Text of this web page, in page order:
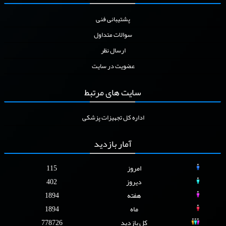
پشتیبانی فنی
سوالات متداول
ارسال نظر
عضویت در سایت
سایتهای مرتبط
اداره کل تجهیزات پزشکی
آماربازدید
امروز
115
دیروز
402
هفته
1894
ماه
1894
کل بازدید
778726